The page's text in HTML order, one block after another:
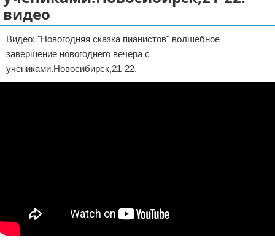
Отказ от ответственности
видео
Видео: "Новогодняя сказка пианистов" волшебное
завершение новогоднего вечера с
учениками.Новосибирск,21-22.